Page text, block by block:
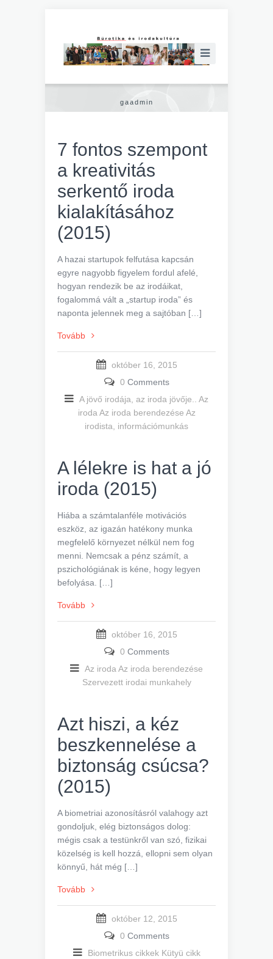
gaadmin
7 fontos szempont
a kreativitás
serkentő iroda
kialakításához
(2015)
A hazai startupok felfutása kapcsán
egyre nagyobb figyelem fordul afelé,
hogyan rendezik be az irodáikat,
fogalommá vált a „startup iroda” és
naponta jelennek meg a sajtóban […]
Tovább
október 16, 2015
0 Comments
A jövő irodája, az iroda jövője..
Az
iroda Az iroda berendezése Az
irodista, információmunkás
A lélekre is hat a jó
iroda (2015)
Hiába a számtalanféle motivációs
eszköz, az igazán hatékony munka
megfelelő környezet nélkül nem fog
menni. Nemcsak a pénz számít, a
pszichológiának is kéne, hogy legyen
befolyása. […]
Tovább
október 16, 2015
0 Comments
Az iroda Az iroda berendezése
Szervezett irodai munkahely
Azt hiszi, a kéz
beszkennelése a
biztonság csúcsa?
(2015)
A biometriai azonosításról valahogy azt
gondoljuk, elég biztonságos dolog:
mégis csak a testünkről van szó, fizikai
közelség is kell hozzá, ellopni sem olyan
könnyű, hát még […]
Tovább
október 12, 2015
0 Comments
Biometrikus cikkek Kütyü cikk